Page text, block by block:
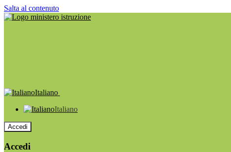
Salta al contenuto
Italiano
Italiano
Accedi
Accedi